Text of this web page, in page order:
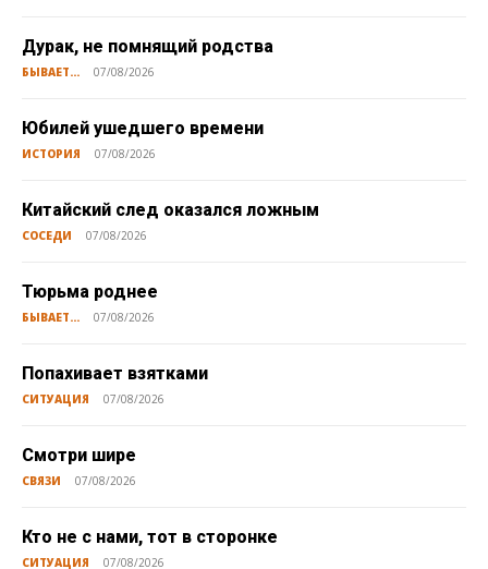
Дурак, не помнящий родства
БЫВАЕТ... 07/08/2026
Юбилей ушедшего времени
ИСТОРИЯ 07/08/2026
Китайский след оказался ложным
СОСЕДИ 07/08/2026
Тюрьма роднее
БЫВАЕТ... 07/08/2026
Попахивает взятками
СИТУАЦИЯ 07/08/2026
Смотри шире
СВЯЗИ 07/08/2026
Кто не с нами, тот в сторонке
СИТУАЦИЯ 07/08/2026